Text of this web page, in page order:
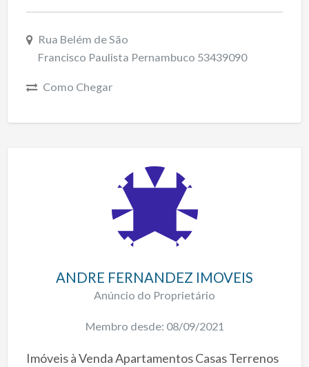
Rua Belém de São
Francisco Paulista Pernambuco 53439090
Como Chegar
ANDRE FERNANDEZ IMOVEIS
Anúncio do Proprietário
Membro desde: 08/09/2021
Imóveis à Venda Apartamentos Casas Terrenos